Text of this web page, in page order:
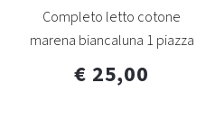
Completo letto cotone
marena biancaluna 1 piazza
€ 25,00